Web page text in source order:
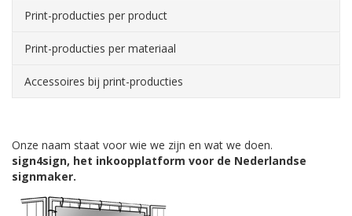
Print-producties per product
Print-producties per materiaal
Accessoires bij print-producties
Onze naam staat voor wie we zijn en wat we doen.
sign4sign, het inkoopplatform voor de Nederlandse
signmaker.